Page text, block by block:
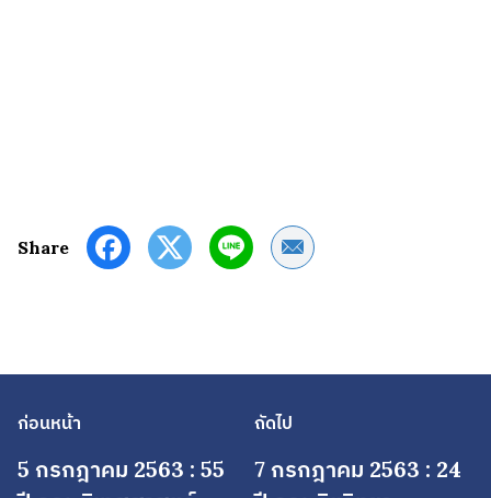
Share Share by Email
ก่อนหน้า
5 กรกฎาคม 2563 : 55
ถัดไป
7 กรกฎาคม 2563 : 24